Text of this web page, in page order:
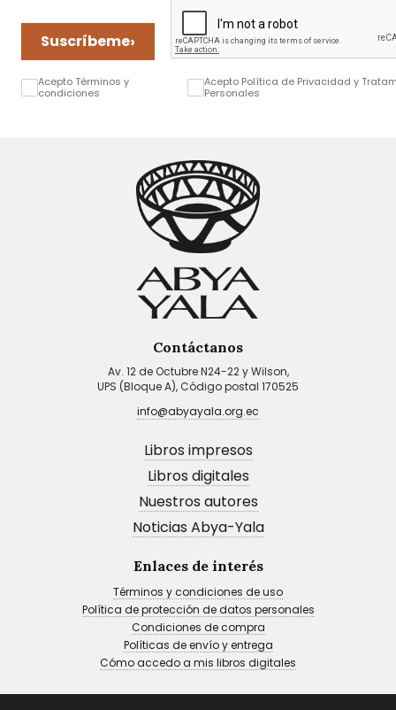
Suscríbeme›
Acepto Términos y
condiciones
Acepto Política de Privacidad y
Personales
Contáctanos
Av. 12 de Octubre N24-22 y Wilson,
UPS (Bloque A), Código postal 170525
info@abyayala.org.ec
Libros impresos
Libros digitales
Nuestros autores
Noticias Abya-Yala
Enlaces de interés
Términos y condiciones de uso
Política de protección de datos personales
Condiciones de compra
Políticas de envío y entrega
Cómo accedo a mis libros digitales